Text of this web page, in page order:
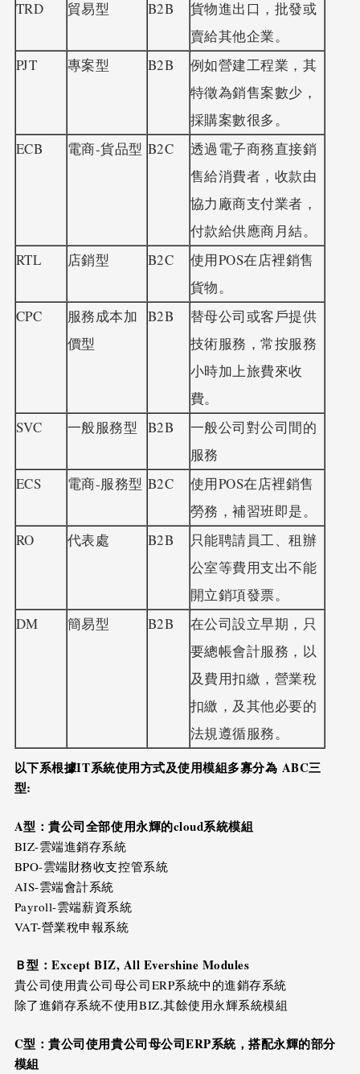
TRD 貿易型 B2B
貨物進出口，批發或
賣給其他企業。
PJT
專案型 B2B
例如營建工程業，其
特徵為銷售案數少，
採購案數很多。
ECB
電商-貨品型 B2C
透過電子商務直接銷
售給消費者，收款由
協力廠商支付業者，
付款給供應商月結。
RTL
店銷型 B2C
使用POS在店裡銷售
貨物。
CPC
服務成本加
價型
B2B
替母公司或客戶提供
技術服務，常按服務
小時加上旅費來收
費。
SVC
一般服務型 B2B
一般公司對公司間的
服務
ECS
電商-服務型 B2C
使用POS在店裡銷售
勞務，補習班即是。
RO
代表處 B2B
只能聘請員工、租辦
公室等費用支出不能
開立銷項發票。
DM
簡易型 B2B
在公司設立早期，只
要總帳會計服務，以
及費用扣繳，營業稅
扣繳，及其他必要的
法規遵循服務。
以下系根據IT系統使用方式及使用模組多寡分為 ABC三
型:
A型：貴公司全部使用永輝的cloud系統模組
BIZ-雲端進銷存系統
BPO-雲端財務收支控管系統
AIS-雲端會計系統
Payroll-雲端薪資系統
VAT-營業稅申報系統
Ｂ型：Except BIZ, All Evershine Modules
貴公司使用貴公司母公司ERP系統中的進銷存系統
除了進銷存系統不使用BIZ,其餘使用永輝系統模組
C型：貴公司使用貴公司母公司ERP系統，搭配永輝的部分
模組